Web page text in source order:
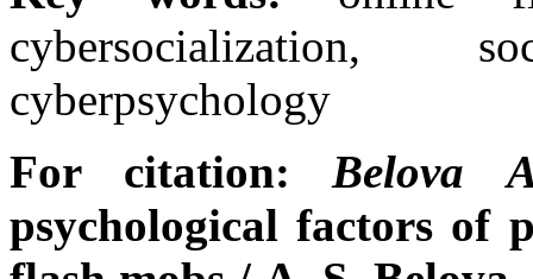
cybersocialization,
cyberpsychology
For citation:
Belova
psychological factors of